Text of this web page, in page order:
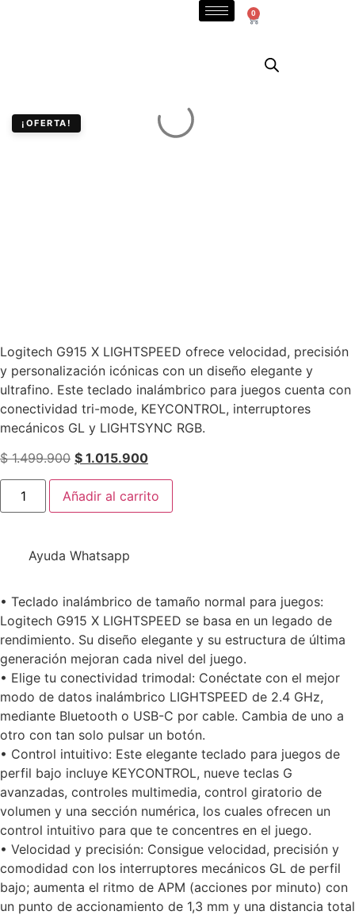
0
¡OFERTA!
Logitech G915 X LIGHTSPEED ofrece velocidad, precisión
y personalización icónicas con un diseño elegante y
ultrafino. Este teclado inalámbrico para juegos cuenta con
conectividad tri-mode, KEYCONTROL, interruptores
mecánicos GL y LIGHTSYNC RGB.
$1.499.900 $ 1.015.900
Añadir al carrito
Ayuda Whatsapp
• Teclado inalámbrico de tamaño normal para juegos:
Logitech G915 X LIGHTSPEED se basa en un legado de
rendimiento. Su diseño elegante y su estructura de última
generación mejoran cada nivel del juego.
• Elige tu conectividad trimodal: Conéctate con el mejor
modo de datos inalámbrico LIGHTSPEED de 2.4 GHz,
mediante Bluetooth o USB-C por cable. Cambia de uno a
otro con tan solo pulsar un botón.
• Control intuitivo: Este elegante teclado para juegos de
perfil bajo incluye KEYCONTROL, nueve teclas G
avanzadas, controles multimedia, control giratorio de
volumen y una sección numérica, los cuales ofrecen un
control intuitivo para que te concentres en el juego.
• Velocidad y precisión: Consigue velocidad, precisión y
comodidad con los interruptores mecánicos GL de perfil
bajo; aumenta el ritmo de APM (acciones por minuto) con
un punto de accionamiento de 1,3 mm y una distancia total